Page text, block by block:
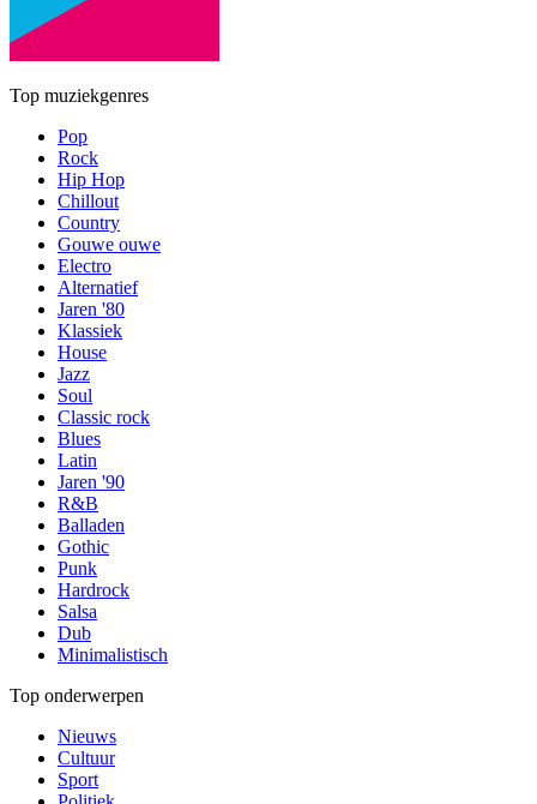
Top muziekgenres
Pop
Rock
Hip Hop
Chillout
Country
Gouwe ouwe
Electro
Alternatief
Jaren '80
Klassiek
House
Jazz
Soul
Classic rock
Blues
Latin
Jaren '90
R&B
Balladen
Gothic
Punk
Hardrock
Salsa
Dub
Minimalistisch
Top onderwerpen
Nieuws
Cultuur
Sport